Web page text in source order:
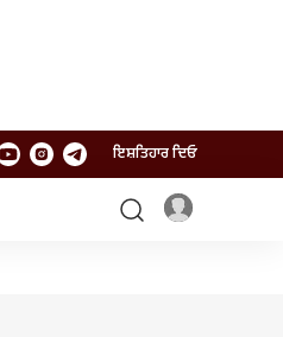
ਇਸ਼ਤਿਹਾਰ ਦਿਓ